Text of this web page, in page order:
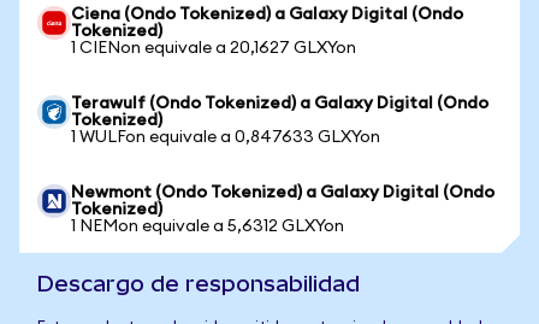
Ciena (Ondo Tokenized) a Galaxy Digital (Ondo
Tokenized)
1 CIENon equivale a 20,1627 GLXYon
Terawulf (Ondo Tokenized) a Galaxy Digital (Ondo
Tokenized)
1 WULFon equivale a 0,847633 GLXYon
Newmont (Ondo Tokenized) a Galaxy Digital (Ondo
Tokenized)
1 NEMon equivale a 5,6312 GLXYon
Descargo de responsabilidad